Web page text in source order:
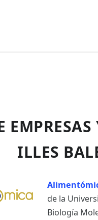
ILLES
de la
Biología